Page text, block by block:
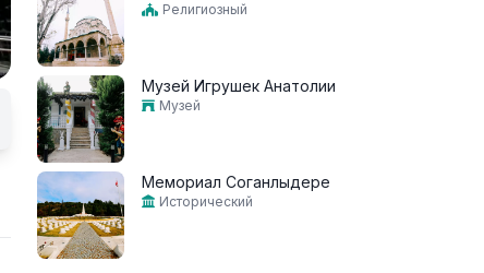
Религиозный
Музей Игрушек Анатолии
Музей
Мемориал Соганлыдере
Исторический